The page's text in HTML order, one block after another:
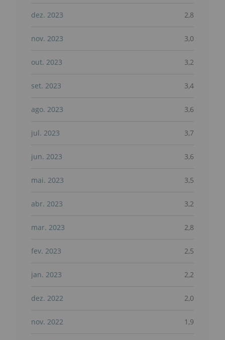
dez. 2023 2,8
nov. 2023 3,0
out. 2023 3,2
set. 2023 3,4
ago. 2023 3,6
jul. 2023 3,7
jun. 2023 3,6
mai. 2023 3,5
abr. 2023 3,2
mar. 2023 2,8
fev. 2023 2,5
jan. 2023 2,2
dez. 2022 2,0
nov. 2022 1,9